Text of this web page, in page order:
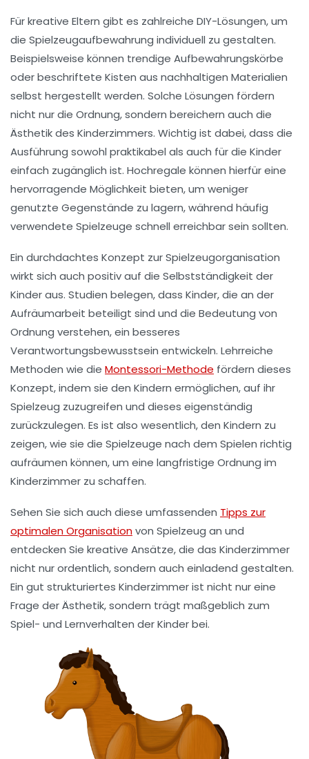
Für kreative Eltern gibt es zahlreiche DIY-Lösungen, um
die Spielzeugaufbewahrung individuell zu gestalten.
Beispielsweise können trendige Aufbewahrungskörbe
oder beschriftete Kisten aus nachhaltigen Materialien
selbst hergestellt werden. Solche Lösungen fördern
nicht nur die Ordnung, sondern bereichern auch die
Ästhetik des Kinderzimmers. Wichtig ist dabei, dass die
Ausführung sowohl praktikabel als auch für die Kinder
einfach zugänglich ist. Hochregale können hierfür eine
hervorragende Möglichkeit bieten, um weniger
genutzte Gegenstände zu lagern, während häufig
verwendete Spielzeuge schnell erreichbar sein sollten.
Ein durchdachtes Konzept zurSpielzeugorganisation
wirkt sich auch positiv auf die Selbstständigkeit der
Kinder aus. Studien belegen, dass Kinder, die an der
Aufräumarbeit beteiligt sind und die Bedeutung von
Ordnung verstehen, ein besseres
Verantwortungsbewusstsein entwickeln. Lehrreiche
Methoden wie die Montessori-Methode fördern dieses
Konzept, indem sie den Kindern ermöglichen, auf ihr
Spielzeug zuzugreifen und dieses eigenständig
zurückzulegen. Es ist also wesentlich, den Kindern zu
zeigen, wie sie die Spielzeuge nach dem Spielen richtig
aufräumen können, um eine langfristige Ordnung im
Kinderzimmer zu schaffen.
Sehen Sie sich auch diese umfassenden Tipps zur
optimalen Organisationvon Spielzeug an und
entdecken Sie kreative Ansätze, die das Kinderzimmer
nicht nur ordentlich, sondern auch einladend gestalten.
Ein gut strukturiertes Kinderzimmer ist nicht nur eine
Frage der Ästhetik, sondern trägt maßgeblich zum
Spiel- und Lernverhalten der Kinder bei.